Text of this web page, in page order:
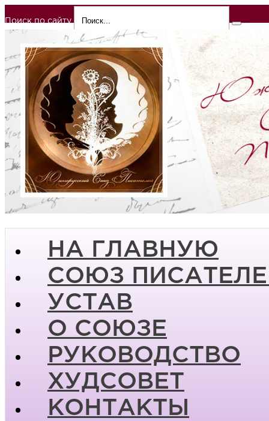
Поиск по сайту
НА ГЛАВНУЮ
СОЮЗ
УСТАВ
О СОЮЗЕ
РУКОВОДСТВО
ХУДСОВЕТ
КОНТАКТЫ